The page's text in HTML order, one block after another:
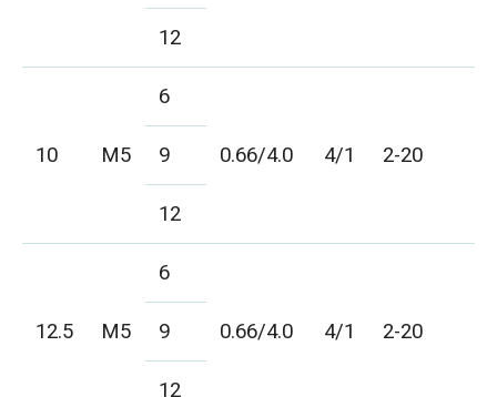
12
10 M5
6
0.66/4.0
4/1 2-20
9
12
12.5 M5
6
0.66/4.0
4/1 2-20
9
12